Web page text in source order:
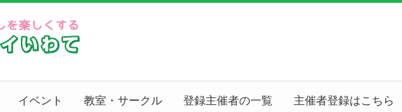
イベント 教室・サークル 登録主催者の一覧 主催者登録はこちら